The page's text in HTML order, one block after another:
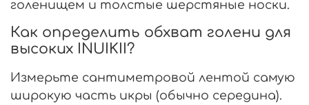
голенищем и толстые шерстяные носки.
Как определить обхват голени для
высоких INUIKII?
Измерьте сантиметровой лентой самую
широкую часть икры (обычно середина).